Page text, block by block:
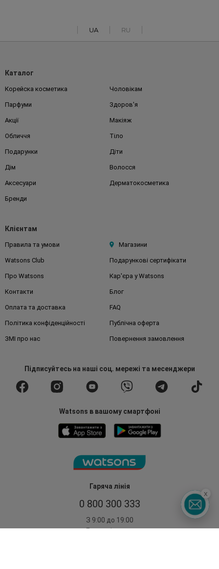
UA RU
Гаряча лінія
0 800 300 333
З 9:00 до 19:00
Без вихідних
Каталог
Корейска косметика Чоловікам
Парфуми Здоров'я
Акції Макіяж
Обличчя Тіло
Подарунки Діти
Дім Волосся
Аксесуари Дерматокосметика
Бренди
Клієнтам
Правила та умови Магазини
Watsons Club Подарункові сертифікати
Про Watsons Кар'єра у Watsons
Контакти Блог
Оплата та доставка FAQ
Політика конфіденційності Публічна оферта
ЗМІ про нас Повернення замовлення
Підписуйтесьна наші соц. мережі та месенджери
Watsons в вашому смартфоні
x